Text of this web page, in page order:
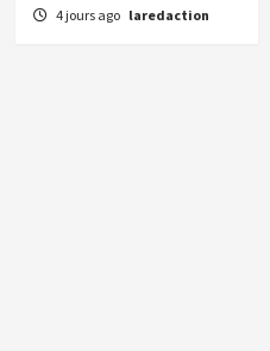
4 jours ago laredaction